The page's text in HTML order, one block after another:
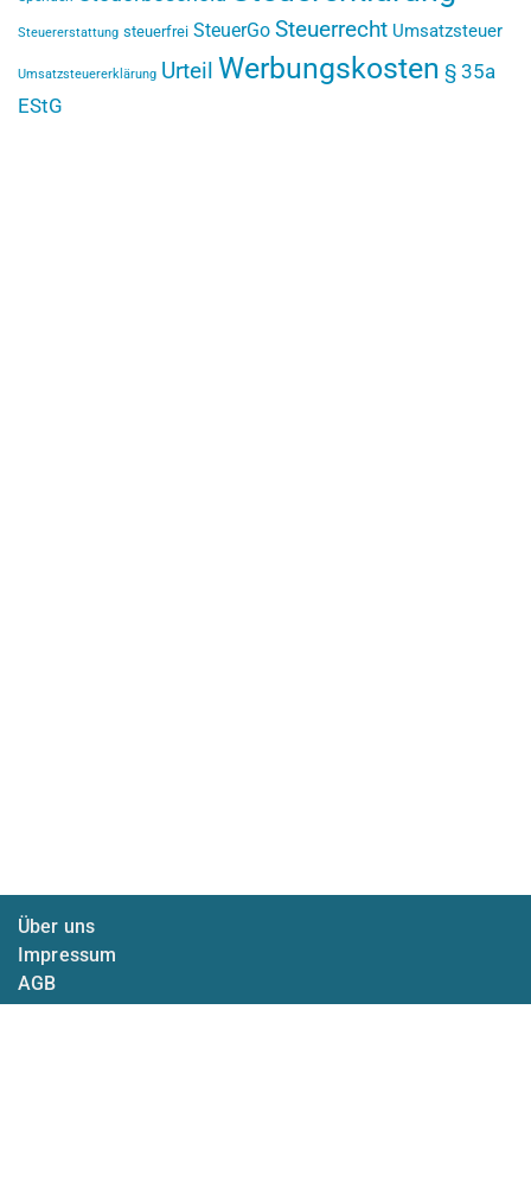
Steuererstattung steuerfrei SteuerGo Steuerrecht Umsatzsteuer
Umsatzsteuererklärung Urteil Werbungskosten § 35a
EStG
Über uns
Impressum
AGB
Datenschutz